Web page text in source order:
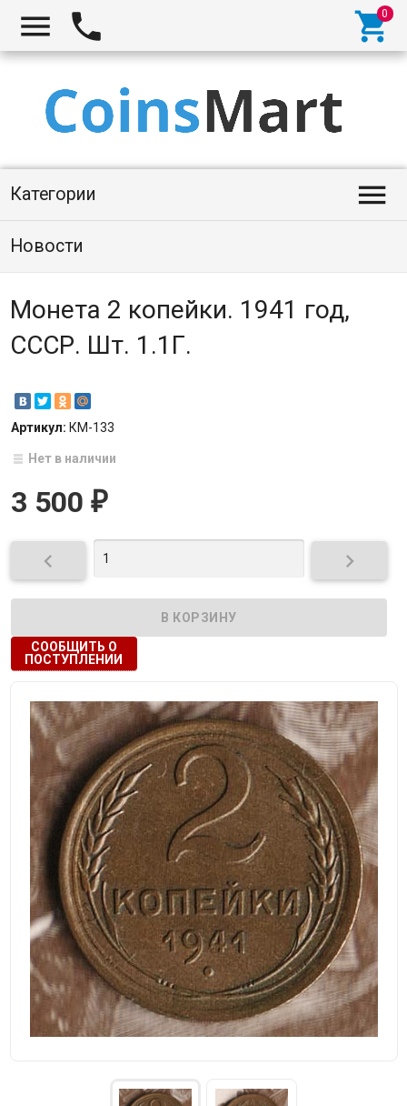
  
Категории 
Новости
Монета 2 копейки. 1941 год,
СССР. Шт. 1.1Г.
Артикул: КМ-133
Нет в наличии
3 500 ₽
 
СООБЩИТЬ О
ПОСТУПЛЕНИИ